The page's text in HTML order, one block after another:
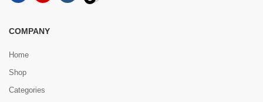
COMPANY
Home
Shop
Categories